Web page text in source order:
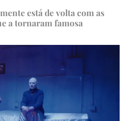
está de volta com as
a tornaram famosa